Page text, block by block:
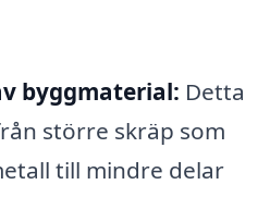
byggmaterial: Detta
större skräp som
till mindre delar